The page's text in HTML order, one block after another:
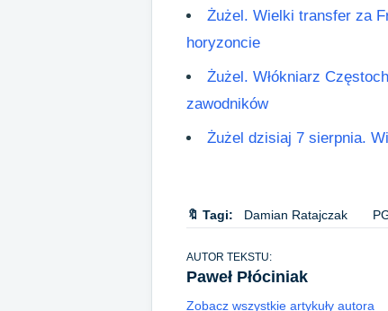
Żużel. Wielki transfer za
horyzoncie
Żużel. Włókniarz
zawodników
Żużel dzisiaj 7 sierpnia.
🔖 Tagi: Damian Ratajczak
AUTOR TEKSTU:
Paweł Płóciniak
Zobacz wszystkie artykuły autora